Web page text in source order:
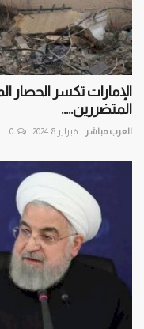
الإمارات تكسر الحصار
المتضررين.....
العرب مباشر فبراير 8, 2024 0